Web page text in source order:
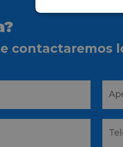
contactaremos